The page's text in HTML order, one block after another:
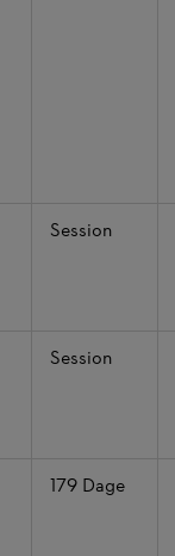
Session
Session
179 Dage